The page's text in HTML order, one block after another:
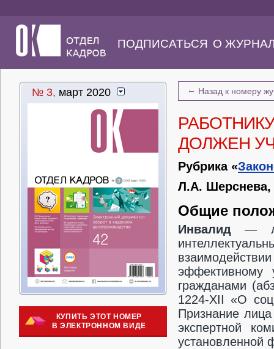
ПОДПИСАТЬСЯ О
№ 3, март 2020
КУПИТЬ ЭТОТ НОМЕР
В ЭЛЕКТРОННОМ ВИДЕ
← Назад к номеру
ДОЛЖЕН
Рубрика «
Л.А. Шерснева,
Общие
Инвалид—
эффективному
гражданами
1224-XII «О
Признание
экспертной
установленной